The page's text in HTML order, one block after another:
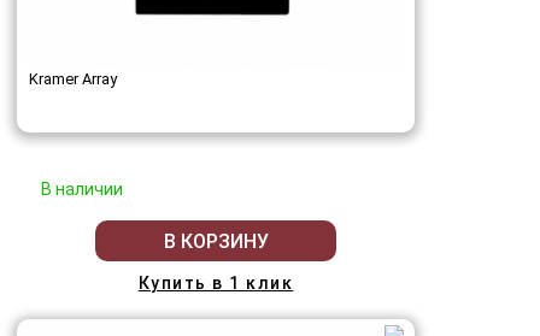
Kramer Array
В наличии
В КОРЗИНУ
Купить в 1 клик